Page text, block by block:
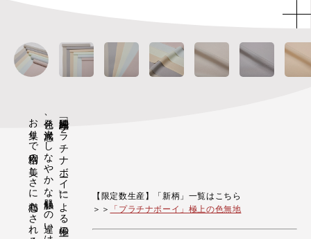
純国産絹「プラチナボーイ」による極上の色無地
発色、光沢感、しなやかな肌触りの違いは歴然
お集りで別格の美しさに心満たされる一枚
【限定数生産】「新柄」一覧はこちら
＞＞
「プラチナボーイ」極上の色無地